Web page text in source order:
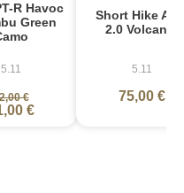
R Havoc
Green
5.11
€
€
Short Hike
2.0 Volcanic
5.11
75,00 €